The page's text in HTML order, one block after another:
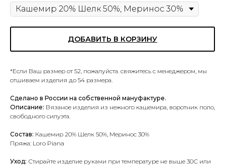
ДОБАВИТЬ В КОРЗИНУ
*Если Ваш размер от 52, пожалуйста. свяжитесь с менеджером, мы
отшиваем изделия до 54 размера.
Сделано в России на собственной мануфактуре.
Описание: Вязаное изделия из нежного кашемира, воротник поло,
свободного силуэта.
Состав: Кашемир 20% Шелк 50%, Меринос 30%
Пряжа: Loro Piana
Уход: Стирайте изделие руками при температуре не выше 30С или